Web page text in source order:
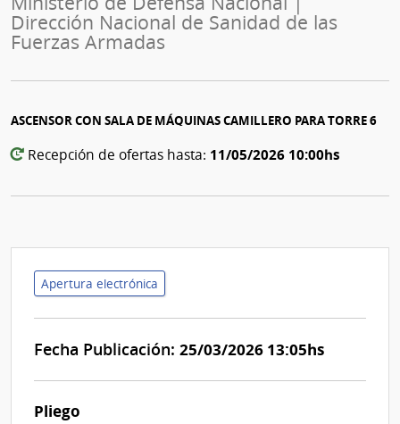
Dirección Nacional de Sanidad de las
Fuerzas Armadas
ASCENSOR CON SALA DE MÁQUINAS CAMILLERO PARA TORRE 6
Recepción de ofertas hasta: 11/05/2026 10:00hs
Apertura electrónica
Fecha Publicación: 25/03/2026 13:05hs
Pliego